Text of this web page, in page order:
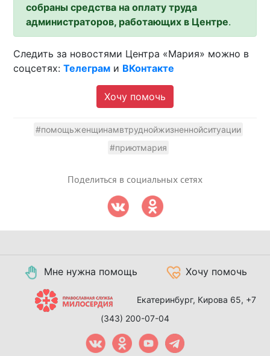
собраны средства на оплату труда
администраторов, работающих в Центре.
Следить за новостями Центра «Мария» можно в
соцсетях:Телеграм и ВКонтакте
Хочу помочь
#помощьженщинамвтруднойжизненнойситуации
#приютмария
Поделиться в социальных сетях
Мне нужна помощь Хочу помочь
Екатеринбург, Кирова 65, +7
(343) 200-07-04